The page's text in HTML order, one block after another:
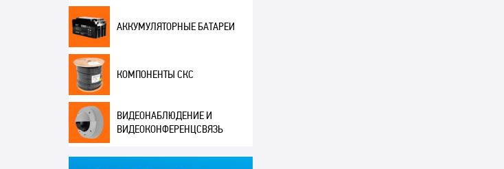
АККУМУЛЯТОРНЫЕ БАТАРЕИ
КОМПОНЕНТЫ СКС
ВИДЕОНАБЛЮДЕНИЕ И
ВИДЕОКОНФЕРЕНЦСВЯЗЬ